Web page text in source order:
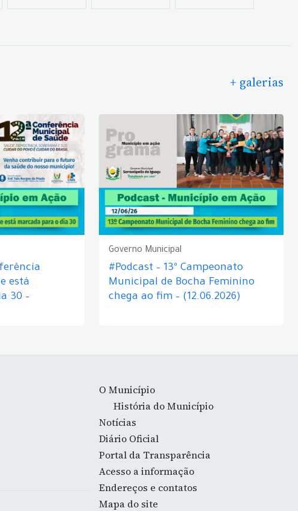
+ galerias
está
30 –
Governo Municipal
#Podcast – 13º Campeonato
Municipal de Bocha Feminino
chega ao fim – (12.06.2026)
O Município
História do Município
Notícias
Diário Oficial
Portal da Transparência
Acesso a informação
Endereços e contatos
Mapa do site